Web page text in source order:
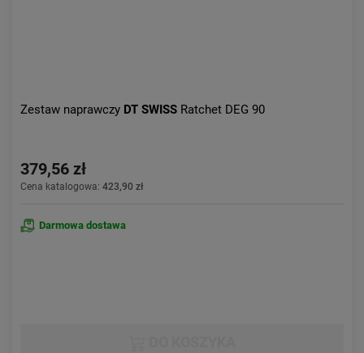
Zestaw naprawczy DT SWISS Ratchet DEG 90
379,56 zł
Cena katalogowa: 423,90 zł
Darmowa dostawa